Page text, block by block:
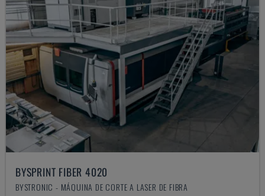
BYSPRINT FIBER 4020
BYSTRONIC - MÁQUINA DE CORTE A LASER DE FIBRA